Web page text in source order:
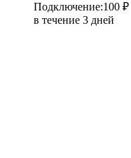
Подключение:100 ₽
в течение 3 дней